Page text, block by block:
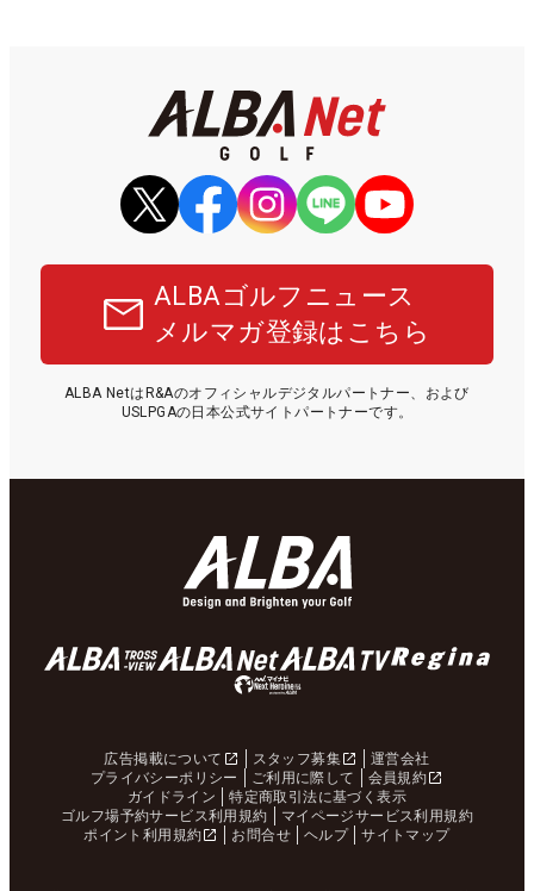
ALBAゴルフニュース
メルマガ登録はこちら
ALBA NetはR&Aのオフィシャルデジタルパートナー、および
USLPGAの日本公式サイトパートナーです。
広告掲載について スタッフ募集
運営会社
プライバシーポリシー
ご利用に際して
会員規約
ガイドライン
特定商取引法に基づく表示
ゴルフ場予約サービス利用規約
マイページサービス利用規約
ポイント利用規約
お問合せ ヘルプ サイトマップ